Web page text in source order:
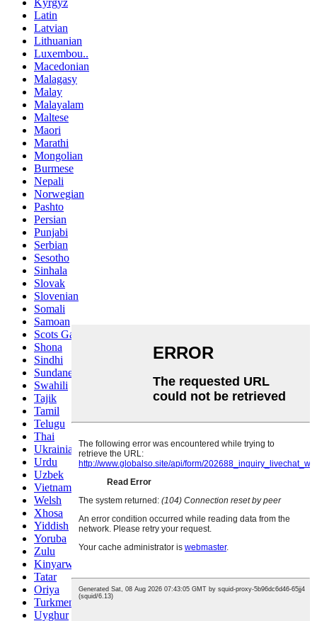
Latin
Latvian
Lithuanian
Luxembou..
Macedonian
Malagasy
Malay
Malayalam
Maltese
Maori
Marathi
Mongolian
Burmese
Nepali
Norwegian
Pashto
Persian
Punjabi
Serbian
Sesotho
Sinhala
Slovak
Slovenian
Somali
Samoan
Scots Gaelic
Shona
Sindhi
Sundanese
Swahili
Tajik
Tamil
Telugu
Thai
Ukrainian
Urdu
Uzbek
Vietnamese
Welsh
Xhosa
Yiddish
Yoruba
Zulu
Kinyarwanda
Tatar
Oriya
Turkmen
Uyghur